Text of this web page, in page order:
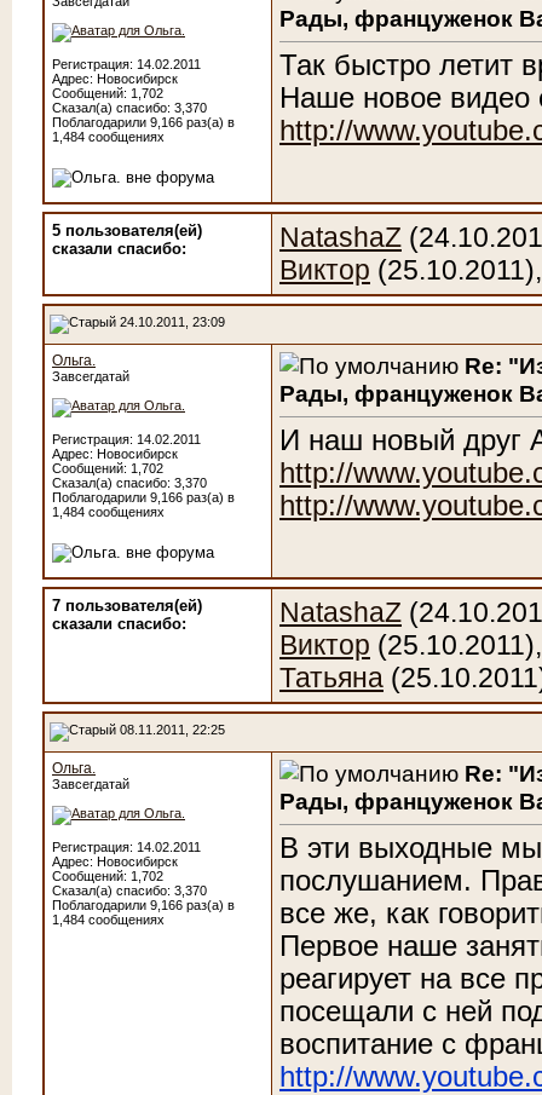
Регистрация: 14.02.2011
Адрес: Новосибирск
Сообщений: 1,702
Сказал(а) спасибо: 3,370
Поблагодарили 9,166 раз(а) в
1,484 сообщениях
Рады, француженок
Так быстро летит
Наше новое видео
http://
5 пользователя(ей)
сказали cпасибо:
NatashaZ
Виктор
24.10.2011, 23:09
Ольга.
Завсегдатай
Регистрация: 14.02.2011
Адрес: Новосибирск
Сообщений: 1,702
Сказал(а) спасибо: 3,370
Поблагодарили 9,166 раз(а) в
1,484 сообщениях
Re:
Рады, француженок
И наш новый друг
http://
http://
7 пользователя(ей)
сказали cпасибо:
NatashaZ
Виктор
Татьяна
08.11.2011, 22:25
Ольга.
Завсегдатай
Регистрация: 14.02.2011
Адрес: Новосибирск
Сообщений: 1,702
Сказал(а) спасибо: 3,370
Поблагодарили 9,166 раз(а) в
1,484 сообщениях
Re:
Рады, француженок
В эти выходные
послушанием.
все же, как
Первое наше
реагирует на все
посещали с ней
воспитание с
http://